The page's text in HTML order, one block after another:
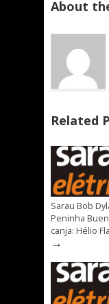
About
Related
Sarau Bob
Peninha
canja: Hélio
→